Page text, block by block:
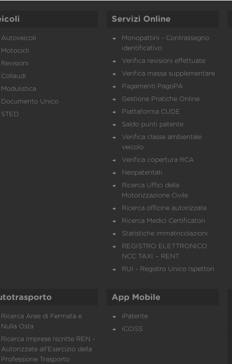
Autoveicoli
Motocicli
Revisioni
Collaudi
Modulistica
Documento Unico
STED
Servizi Online
Monopattini - Contrassegno
identificativo
Verifica revisioni effettuate
Verifica massa supplementare
Pagamenti PagoPA
Gestione Pratiche Online
Piattaforma CUDE
Saldo punti patente
Verifica classe ambientale
veicolo
Verifica copertura RCA
Neopatentati
Ricerca Uffici della
Motorizzazione Civile
Ricerca officine autorizzate
Ricerca Medici Certificatori
Statistiche immatricolazioni
REGISTRO ELETTRONICO
NCC TAXI – RENT
RUI - Registro Unico Ispettori
Ricerca Aree di Fermata e
Nulla Osta
Ricerca Imprese Iscritte REN -
Autorizzate all'Esercizio della
Professione Trasporto
App Mobile
iPatente
iCCISS